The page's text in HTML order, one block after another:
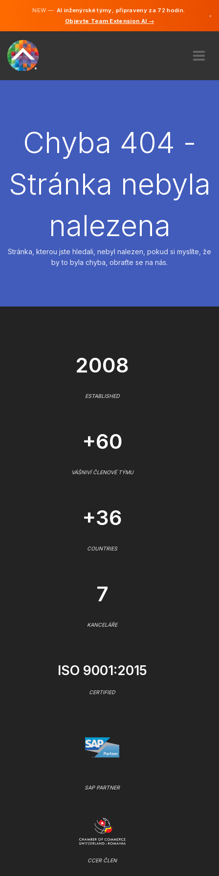
NEW —AI inženýrské týmy, připraveny za 72 hodin.
Objevte Team Extension AI →
×
NAJMOUT
CS
Angličtina
Chyba 404 -
Stránka nebyla
nalezena
Stránka, kterou jste hledali, nebyl nalezen, pokud si myslíte, že
by to byla chyba, obraťte se na nás.
2008
ESTABLISHED
+60
VÁŠNIVÍ ČLENOVÉ TÝMU
+36
COUNTRIES
7
KANCELÁŘE
ISO 9001:2015
CERTIFIED
SAP PARTNER
CCER ČLEN